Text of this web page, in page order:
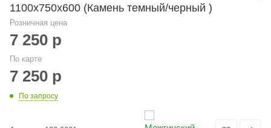
1100х750х600 (Камень темный/черный )
Розничная цена
7 250 р
По карте
7 250 р
По запросу